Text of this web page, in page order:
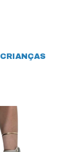
CRIANÇAS